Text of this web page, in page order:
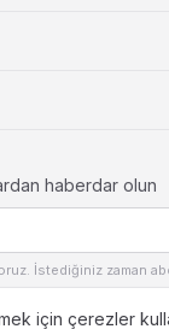
haberdar olun
İstediğiniz zaman
için çerezler